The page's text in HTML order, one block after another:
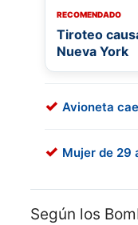
RECOMENDADO
Tiroteo
Nueva York
Avioneta
Mujer de 29
Según los